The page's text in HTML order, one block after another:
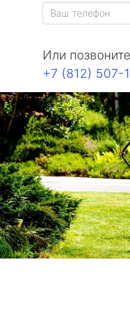
Или
+7 (812) 507-